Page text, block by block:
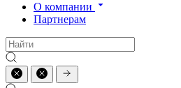
О компании
Партнерам